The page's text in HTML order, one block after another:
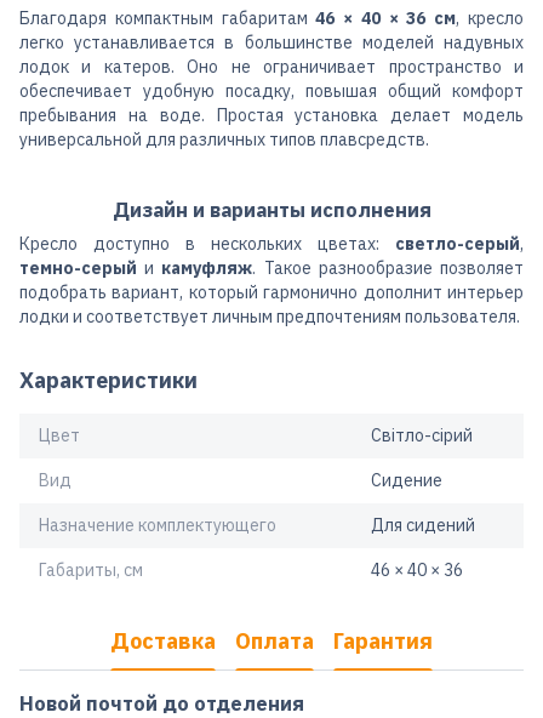
Благодаря компактным габаритам46 × 40 × 36 см, кресло
легко устанавливается в большинстве моделей надувных
лодок и катеров. Оно не ограничивает пространство и
обеспечивает удобную посадку, повышая общий комфорт
пребывания на воде. Простая установка делает модель
универсальной для различных типов плавсредств.
Дизайн и варианты исполнения
Кресло доступно в нескольких цветах: светло-серый,
темно-серый и камуфляж. Такое разнообразие позволяет
подобрать вариант, который гармонично дополнит интерьер
лодки и соответствует личным предпочтениям пользователя.
Характеристики
Цвет Світло-сірий
Вид Сидение
Назначение комплектующего Для сидений
Габариты, см 46 × 40 × 36
Доставка Оплата Гарантия
Новой почтой до отделения